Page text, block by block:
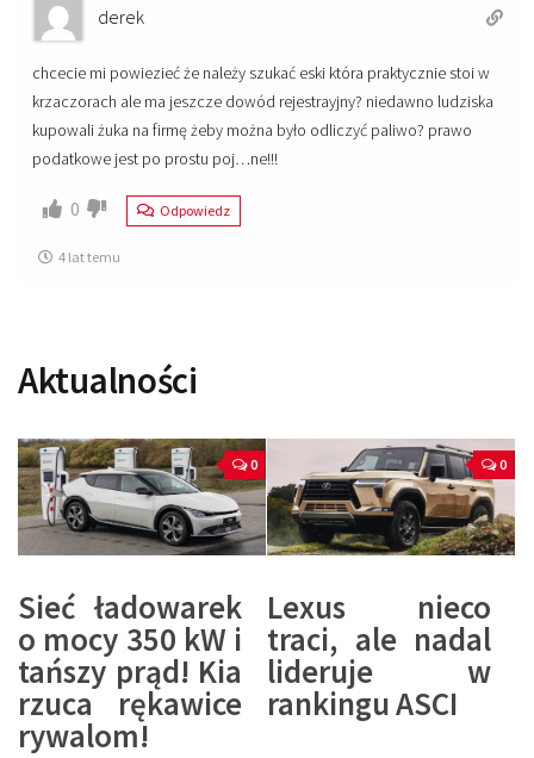
derek
chcecie mi powiezieć że należy szukać eski która praktycznie stoi w
krzaczorach ale ma jeszcze dowód rejestrayjny? niedawno ludziska
kupowali żuka na firmę żeby można było odliczyć paliwo? prawo
podatkowe jest po prostu poj…ne!!!
0 Odpowiedz
4 lat temu
Aktualności
0
Sieć ładowarek
o mocy 350 kW i
tańszy prąd! Kia
rzuca rękawice
rywalom!
0
Lexus nieco
traci, ale nadal
lideruje w
rankingu ASCI